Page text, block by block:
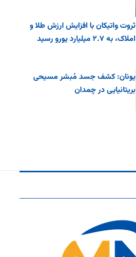
ثروت واتیکان با افزایش ارزش طلا و
املاک، به ۲.۷ میلیارد یورو رسید
یونان: کشف جسد مُبشر مسیحی
بریتانیایی در چمدان